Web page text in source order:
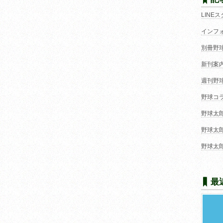
LINEス
インフ
別冊野
新刊案
週刊野
野球コ
野球太
野球太
野球太
最